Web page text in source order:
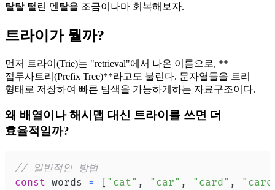
탈탈 털린 멘탈을 조금이나마 회복해보자.
트라이가 뭘까?
먼저 트라이(Trie)는 "retrieval"에서 나온 이름으로, **
접두사트리(Prefix Tree)**라고도 불린다. 문자열들을 트리
형태로 저장하여 빠른 탐색을 가능하게하는 자료구조이다.
왜 배열이나 해시맵 대신 트라이를 쓰면 더
효율적일까?
// 일반적인 방법
const words = [ "cat" , "car" , "card" ,